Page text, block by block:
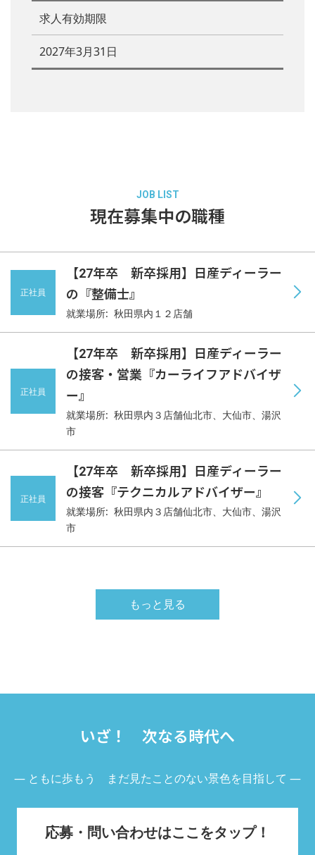
求人有効期限
2027年3月31日
JOB LIST
現在募集中の職種
正社員
【27年卒 新卒採用】日産ディーラー
の『整備士』
就業場所: 秋田県内１２店舗
正社員
【27年卒 新卒採用】日産ディーラー
の接客・営業『カーライフアドバイザ
ー』
就業場所: 秋田県内３店舗仙北市、大仙市、湯沢
市
正社員
【27年卒 新卒採用】日産ディーラー
の接客『テクニカルアドバイザー』
就業場所: 秋田県内３店舗仙北市、大仙市、湯沢
市
もっと見る
いざ！ 次なる時代へ
― ともに歩もう まだ見たことのない景色を目指して ―
応募・問い合わせはここをタップ！